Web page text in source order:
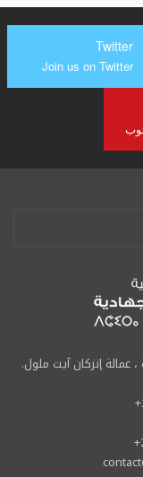
Twitter
Join us on Twitter
الجهادية ، عمالة إنزكان آيت ملول.